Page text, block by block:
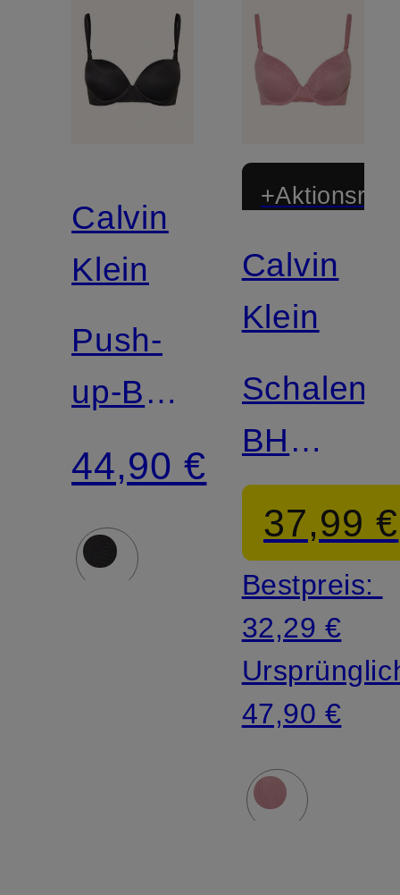
Calvin
Klein
Push-
up-BH
PERFECTLY
FIT
44,90 €
Mix &
Match
Calvin
Klein
Schalen-
BH
LIGHTLY
LINED
37,99 €
Bestpreis:
32,29 €
47,90 €